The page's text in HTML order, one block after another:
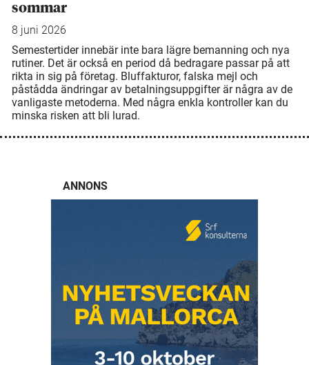
sommar
8 juni 2026
Semestertider innebär inte bara lägre bemanning och nya
rutiner. Det är också en period då bedragare passar på att
rikta in sig på företag. Bluffakturor, falska mejl och
påstådda ändringar av betalningsuppgifter är några av de
vanligaste metoderna. Med några enkla kontroller kan du
minska risken att bli lurad.
ANNONS